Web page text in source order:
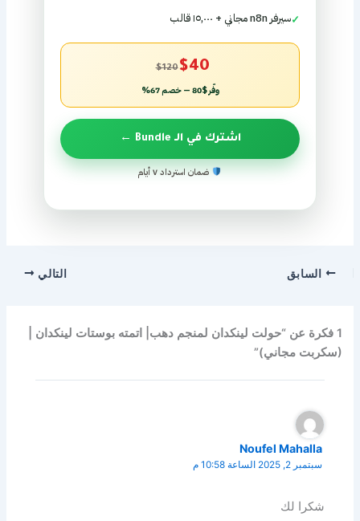
✓سيرفر n8n مجاني + ١٥,٠٠٠ قالب
$120$40
وفّر $80 — خصم 67%
اشترك في الـ Bundle ←
ضمان استرداد ٧ أيام
السابق التالي
1 فكرة عن “حولت لينكدان لمنجم دهب| اتمته بوستات لينكدان |
(سكربت مجاني)”
Noufel Mahalla
سبتمبر 2, 2025 الساعة 10:58 م
شكرا لك